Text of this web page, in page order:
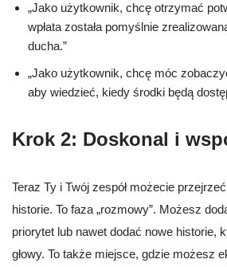
„Jako użytkownik, chcę otrzymać
wpłata została pomyślnie
ducha.”
„Jako użytkownik, chcę móc
aby wiedzieć, kiedy środki będą
Krok 2: Doskonal i
Teraz Ty i Twój zespół możecie
historie. To faza „rozmowy”. Możesz
priorytet lub nawet dodać nowe historie,
głowy. To także miejsce, gdzie możesz